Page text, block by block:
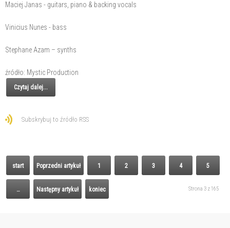
Maciej Janas - guitars, piano & backing vocals
Vinicius Nunes - bass
Stephane Azam – synths
źródło: Mystic Production
Czytaj dalej...
Subskrybuj to źródło RSS
start Poprzedni artykuł 1 2 3 4 5
… Następny artykuł koniec Strona 3 z 165